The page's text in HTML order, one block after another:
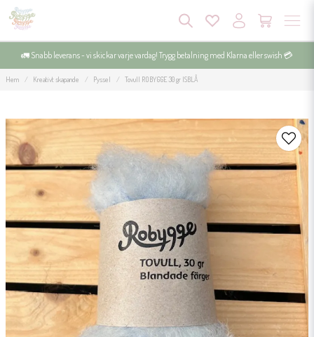
🚛 Snabb leverans - vi skickar varje vardag! Trygg betalning med Klarna eller swish 💳
Hem Kreativt skapande Pyssel Tovull ROBYGGE 30 gr ISBLÅ